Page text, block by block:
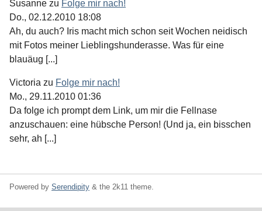
Susanne zu Folge mir nach!
Do., 02.12.2010 18:08
Ah, du auch? Iris macht mich schon seit Wochen neidisch
mit Fotos meiner Lieblingshunderasse. Was für eine
blauäug [...]
Victoria zu Folge mir nach!
Mo., 29.11.2010 01:36
Da folge ich prompt dem Link, um mir die Fellnase
anzuschauen: eine hübsche Person! (Und ja, ein bisschen
sehr, ah [...]
Powered by Serendipity & the 2k11 theme.